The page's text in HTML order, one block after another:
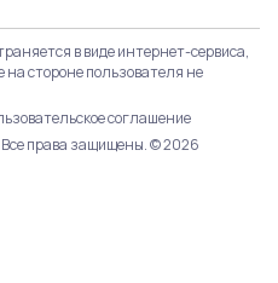
в виде интернет-сервиса,
на стороне пользователя не
соглашение
права защищены. © 2026